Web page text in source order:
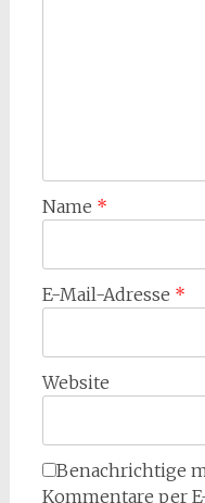
Name *
E-Mail-Adresse *
Website
Benachrichtige
Kommentare per